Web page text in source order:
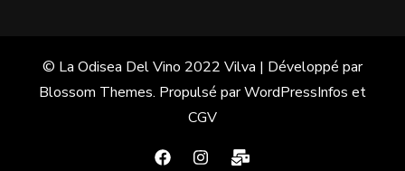
© La Odisea Del Vino 2022 Vilva | Développé par
Blossom Themes. Propulsé parWordPressInfos et
CGV